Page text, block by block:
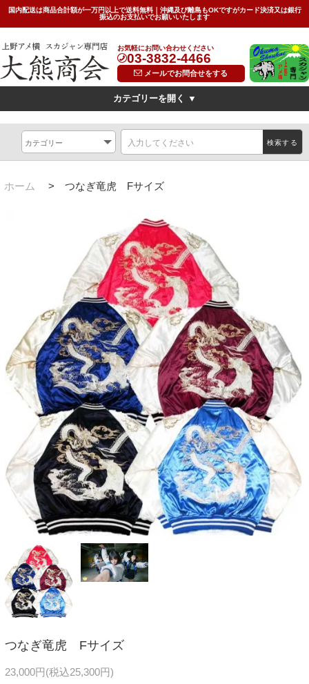
国内配送は商品合計額が一万円以上で送料無料｜沖縄及び離島もOKですがカード決済又は銀行
振込のお支払いでお願いいたします
お気軽にお問い合わせください
03-3832-4466
メールでお問合せをする
カテゴリーを開く ▼
横振刺繍(Hand Embroidered Sukajan)
無地(plain)
その他の柄(others)
キッズ(kids) 特大サイズ(big) 女性対応Sサイズ(small)
サイズ表(Size Chart) お問い合わせ(Contact Us)
検索する
ホーム > つなぎ竜虎 Fサイズ
つなぎ竜虎 Fサイズ
23,000円(税込25,300円)